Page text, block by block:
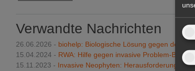
Verwandte Nachrichten
26.06.2026 - biohelp: Biologische Lösung gegen den
15.04.2024 - RWA: Hilfe gegen invasive Problem-Baumart
15.11.2023 - Invasive Neophyten: Herausforderungen